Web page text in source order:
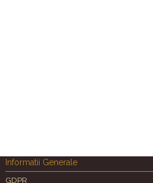
Informatii Generale
GDPR